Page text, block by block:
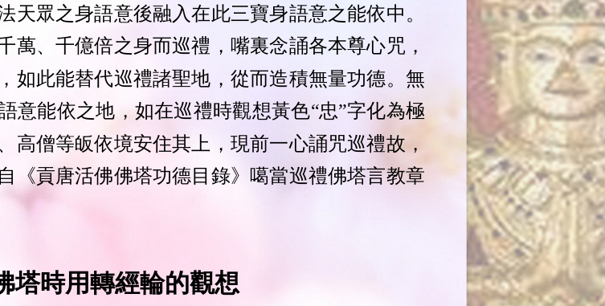
天眾之身語意後融入在此三寶身語意之能依中。
萬、千億倍之身而巡禮，嘴裏念誦各本尊心咒，
如此能替代巡禮諸聖地，從而造積無量功德。無
意能依之地，如在巡禮時觀想黃色“忠”字化為極
高僧等皈依境安住其上，現前一心誦咒巡禮故，
《貢唐活佛佛塔功德目錄》噶當巡禮佛塔言教章
塔時用轉經輪的觀想